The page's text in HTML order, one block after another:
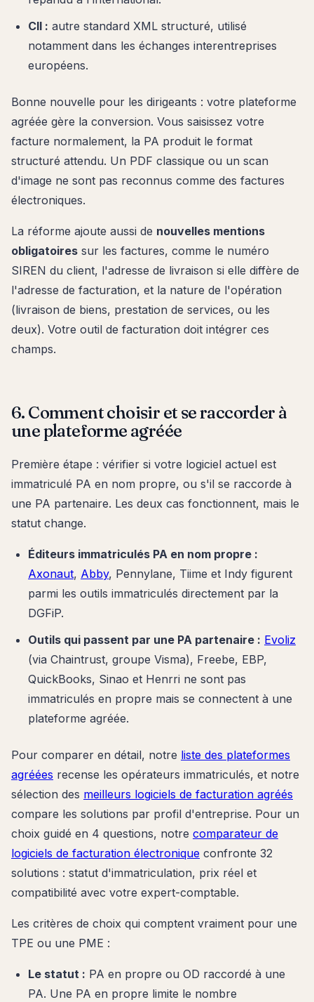
CII : autre standard XML structuré, utilisé
notamment dans les échanges interentreprises
européens.
Bonne nouvelle pour les dirigeants : votre plateforme
agréée gère la conversion. Vous saisissez votre
facture normalement, la PA produit le format
structuré attendu. Un PDF classique ou un scan
d'image ne sont pas reconnus comme des factures
électroniques.
La réforme ajoute aussi de nouvelles mentions
obligatoires sur les factures, comme le numéro
SIREN du client, l'adresse de livraison si elle diffère de
l'adresse de facturation, et la nature de l'opération
(livraison de biens, prestation de services, ou les
deux). Votre outil de facturation doit intégrer ces
champs.
6. Comment choisir et se raccorder à
une plateforme agréée
Première étape : vérifier si votre logiciel actuel est
immatriculé PA en nom propre, ou s'il se raccorde à
une PA partenaire. Les deux cas fonctionnent, mais le
statut change.
Éditeurs immatriculés PA en nom propre :
Axonaut, Abby, Pennylane, Tiime et Indy figurent
parmi les outils immatriculés directement par la
DGFiP.
Outils qui passent par une PA partenaire : Evoliz
(via Chaintrust, groupe Visma), Freebe, EBP,
QuickBooks, Sinao et Henrri ne sont pas
immatriculés en propre mais se connectent à une
plateforme agréée.
Pour comparer en détail, notre liste des plateformes
agréées recense les opérateurs immatriculés, et notre
sélection des meilleurs logiciels de facturation agréés
compare les solutions par profil d'entreprise. Pour un
choix guidé en 4 questions, notre comparateur de
logiciels de facturation électronique confronte 32
solutions : statut d'immatriculation, prix réel et
compatibilité avec votre expert-comptable.
Les critères de choix qui comptent vraiment pour une
TPE ou une PME :
Le statut : PA en propre ou OD raccordé à une
PA. Une PA en propre limite le nombre